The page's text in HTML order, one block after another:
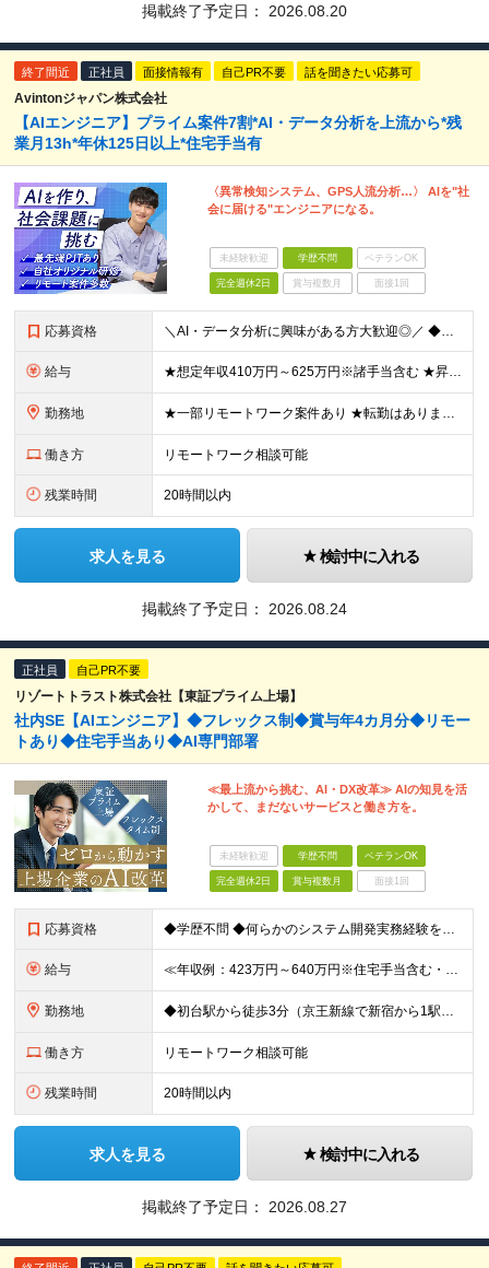
掲載終了予定日： 2026.08.20
終了間近 正社員 面接情報有 自己PR不要 話を聞きたい応募可
Avintonジャパン株式会社
【AIエンジニア】プライム案件7割*AI・データ分析を上流から*残
業月13h*年休125日以上*住宅手当有
〈異常検知システム、GPS人流分析…〉 AIを"社
会に届ける"エンジニアになる。
未経験歓迎 学歴不問 ベテランOK
完全週休2日 賞与複数月 面接1回
応募資格 ＼AI・データ分析に興味がある方大歓迎◎／ ◆学歴不問 ◆Python、SQLの実務経験をお持ちの方 ┗データ抽出・加工、Web開発、分析業務等のご経験がある方 ＊「次への成長意欲」が何よりの武器に
給与 ★想定年収410万円～625万円※諸手当含む ★昇給年1回(25％アップの実績あり/当社では5％以上の昇給が7割ほどです) ★経験・能力を考慮の上で、加給・優遇します 月給30万円～50万円 ※経
勤務地 ★一部リモートワーク案件あり ★転勤はありません ★U・Iターン歓迎 東京・神奈川のプロジェクト拠点 または横浜オフィスでの勤務です。 ＜プロジェクト拠点について＞ ■東京23区内が7割 ■神奈川
働き方 リモートワーク相談可能
残業時間 20時間以内
求人を見る 検討中に入れる
掲載終了予定日： 2026.08.24
正社員 自己PR不要
リゾートトラスト株式会社【東証プライム上場】
社内SE【AIエンジニア】◆フレックス制◆賞与年4カ月分◆リモー
トあり◆住宅手当あり◆AI専門部署
≪最上流から挑む、AI・DX改革≫ AIの知見を活
かして、まだないサービスと働き方を。
未経験歓迎 学歴不問 ベテランOK
完全週休2日 賞与複数月 面接1回
応募資格 ◆学歴不問 ◆何らかのシステム開発実務経験をお持ちの方 （目安2年以上／開発言語や担当工程は不問です） ※AI分野における開発業務の経験・知見をお持ちの方は歓迎いたします！ ＜このような方をお待ちし
給与 ≪年収例：423万円～640万円※住宅手当含む・残業代除く≫ ◆賞与年4カ月分支給 ※昨年度実績 ◆住宅手当・退職金制度・持株会など各種制度や手当が充実！ 月給24万800円～37万8,050円＋賞
勤務地 ◆初台駅から徒歩3分（京王新線で新宿から1駅！） ◆リモートワーク／フリーアドレス制度あり ◆出張転勤なし 【リゾートトラスト 東京本社】 東京都渋谷区代々木4-36-19 リゾートトラスト東京ビル
働き方 リモートワーク相談可能
残業時間 20時間以内
求人を見る 検討中に入れる
掲載終了予定日： 2026.08.27